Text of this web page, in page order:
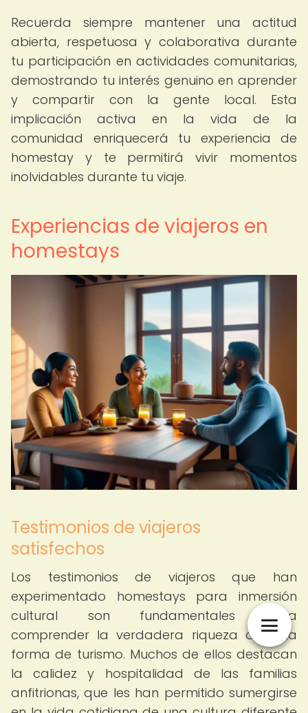
Recuerda siempre mantener una actitud
abierta, respetuosa y colaborativa durante
tu participación en actividades comunitarias,
demostrando tu interés genuino en aprender
y compartir con la gente local. Esta
implicación activa en la vida de la
comunidad enriquecerá tu experiencia de
homestay y te permitirá vivir momentos
inolvidables durante tu viaje.
Experiencias de viajeros en
homestays
Testimonios de viajeros
satisfechos
Los testimonios de viajeros que han
experimentado homestays para inmersión
cultural son fundamentales para
comprender la verdadera riqueza de esta
forma de turismo. Muchos de ellos destacan
la calidez y hospitalidad de las familias
anfitrionas, que les han permitido sumergirse